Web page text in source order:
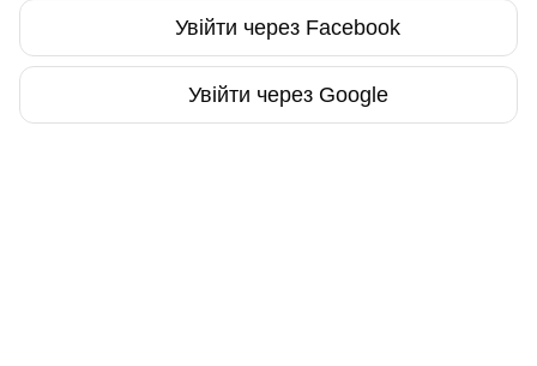
Увійти через Facebook
Увійти через Google